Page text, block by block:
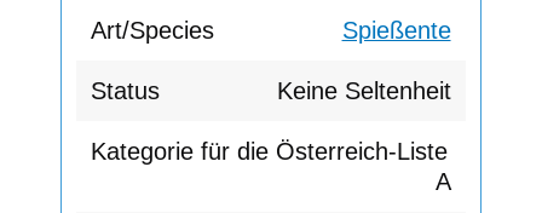
Spießente
Keine Seltenheit
A